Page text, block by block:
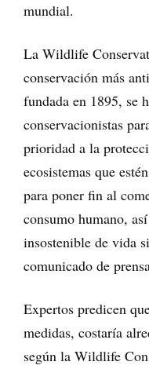
mundial.
La Wildlife
conservación más
fundada en 1895, se
conservacionistas
prioridad a la
ecosistemas que
para poner fin al
consumo humano,
insostenible de vida
comunicado de
Expertos predicen
medidas, costaría
según la Wildlife